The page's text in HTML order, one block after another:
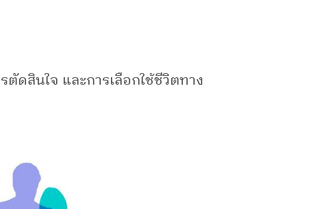
ดสินใจ และการเลือกใช้ชีวิตทาง